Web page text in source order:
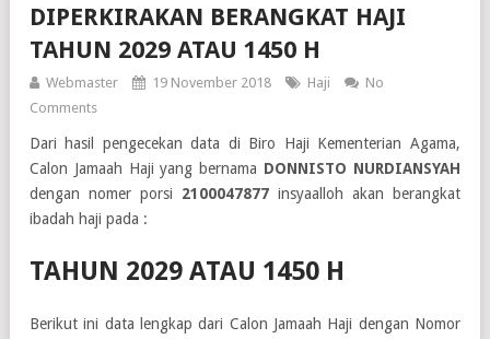
DIPERKIRAKAN BERANGKAT HAJI
TAHUN 2029 ATAU 1450 H
Webmaster 19 November 2018 Haji
No
Comments
Dari hasil pengecekan data di Biro Haji Kementerian Agama,
Calon Jamaah Haji yang bernama DONNISTO NURDIANSYAH
dengan nomer porsi 2100047877insyaalloh akan berangkat
ibadah haji pada :
TAHUN 2029 ATAU 1450 H
Berikut ini data lengkap dari Calon Jamaah Haji dengan Nomor